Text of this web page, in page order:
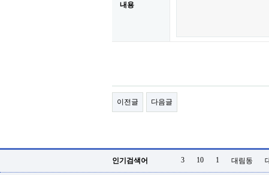
내용
이전글 다음글
인기검색어 3 10 1 대림동